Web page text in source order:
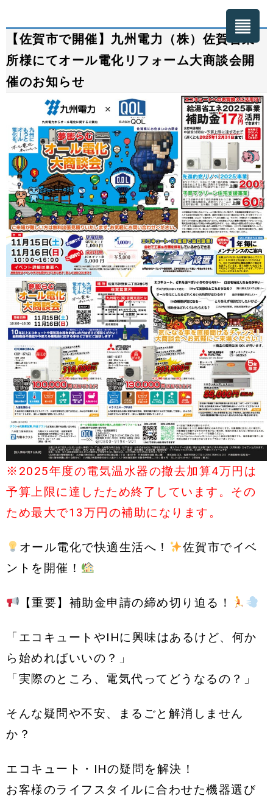
【佐賀市で開催】九州電力（株）佐賀営業
所様にてオール電化リフォーム大商談会開
催のお知らせ
※2025年度の電気温水器の撤去加算4万円は
予算上限に達したため終了しています。その
ため最大で13万円の補助になります。
オール電化で快適生活へ！
佐賀市でイベ
ントを開催！
【重要】補助金申請の締め切り迫る！
「エコキュートやIHに興味はあるけど、何か
ら始めればいいの？」
「実際のところ、電気代ってどうなるの？」
そんな疑問や不安、まるごと解消しません
か？
エコキュート・IHの疑問を解決！
お客様のライフスタイルに合わせた機器選び